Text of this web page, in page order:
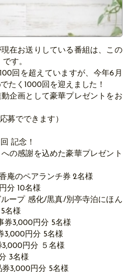
在お送りしている番組は、この
す。
回を超えていますが、今年6月
たく1000回を迎えました！
企画として豪華プレゼントをお
募でできます）
記念！
の感謝を込めた豪華プレゼント
庵のペアランチ券 2名様
分 10名様
ープ 感化/黒真/別亭寺泊にほん
名様
券3,000円分 5名様
3,000円分 5名様
円分 ５名様
3名様
3,000円分 5名様